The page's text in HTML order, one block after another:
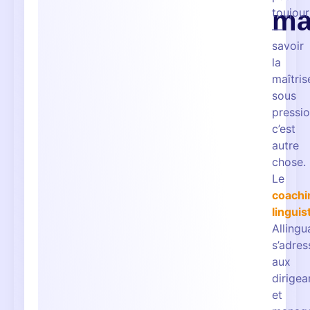
—
savoir
la
sous
c’est
autre
chose.
Le
aux
et